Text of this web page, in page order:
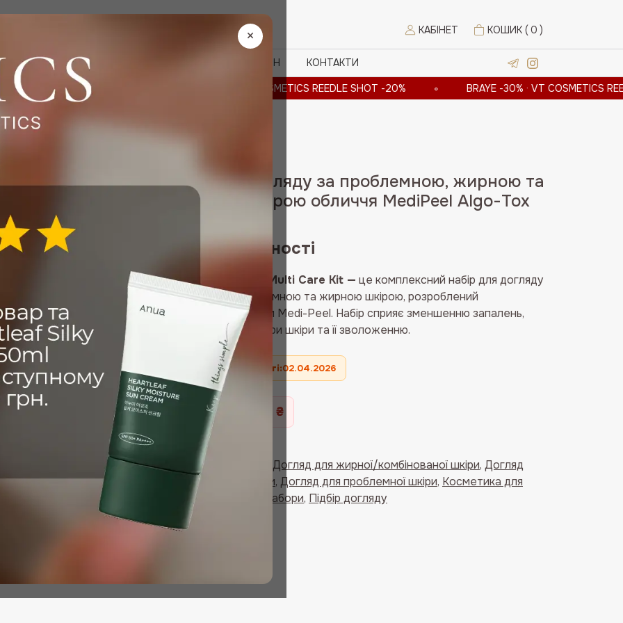
КАБІНЕТ КОШИК ( 0 )
БРЕНДИ ЗНИЖКИ ПРО МАГАЗИН КОНТАКТИ
REEDLE SHOT -20% · BRAYE -30% · VT COSMETICS REEDLE SHOT -20% ∘ BRAYE -30% · VT COSMETICS REEDLE
Набір для догляду за проблемною, жирною та
чутливою шкірою обличчя MediPeel Algo-Tox
Немає в наявності
Medipeel Algo-Tox Multi Care Kit — це комплексний набір для догляду
за чутливою, проблемною та жирною шкірою, розроблений
корейським брендом Medi-Peel. Набір сприяє зменшенню запалень,
покращенню текстури шкіри та її зволоженню.
Термін придатності:02.04.2026
Ви економите: 725 ₴
Артикул:
Категорії:
Догляд для жирної/комбінованої шкіри, Догляд
для нормальної шкіри, Догляд для проблемної шкіри, Косметика для
зволоження шкіри
Набори, Підбір догляду
Позначка:
×